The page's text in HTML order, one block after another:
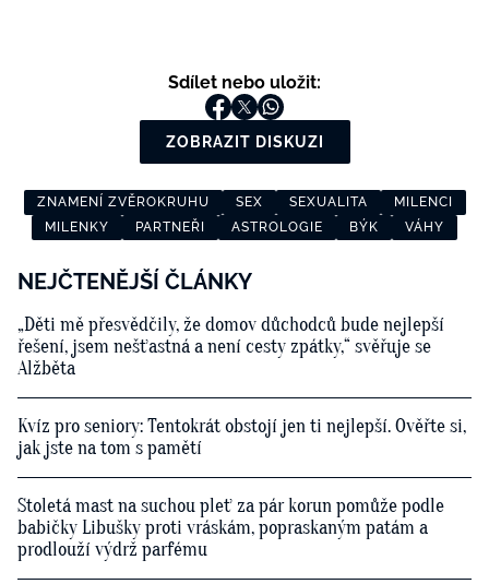
Sdílet nebo uložit:
ZOBRAZIT DISKUZI
ZNAMENÍ ZVĚROKRUHU SEX SEXUALITA
MILENCI
MILENKY
PARTNEŘI ASTROLOGIE BÝK VÁHY
NEJČTENĚJŠÍ ČLÁNKY
„Děti mě přesvědčily, že domov důchodců bude nejlepší
řešení, jsem nešťastná a není cesty zpátky,“ svěřuje se
Alžběta
Kvíz pro seniory: Tentokrát obstojí jen ti nejlepší. Ověřte si,
jak jste na tom s pamětí
Stoletá mast na suchou pleť za pár korun pomůže podle
babičky Libušky proti vráskám, popraskaným patám a
prodlouží výdrž parfému